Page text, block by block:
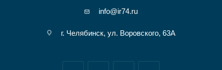
info@ir74.ru
г. Челябинск, ул. Воровского, 63А